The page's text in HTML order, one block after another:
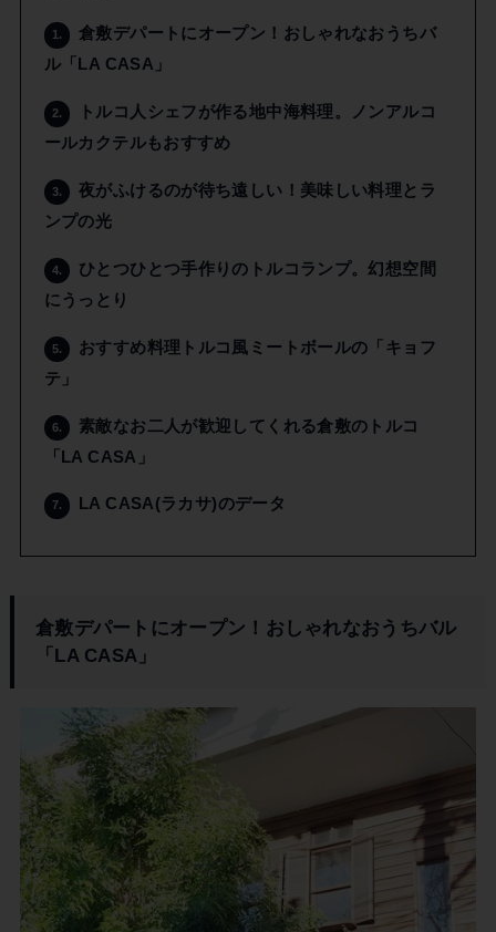
1.
倉敷デパートにオープン！おしゃれなおうちバ
ル「LA CASA」
2.
トルコ人シェフが作る地中海料理。ノンアルコ
ールカクテルもおすすめ
3.
夜がふけるのが待ち遠しい！美味しい料理とラ
ンプの光
4.
ひとつひとつ手作りのトルコランプ。幻想空間
にうっとり
5.
おすすめ料理トルコ風ミートボールの「キョフ
テ」
6.
素敵なお二人が歓迎してくれる倉敷のトルコ
「LA CASA」
7. LA CASA(ラカサ)のデータ
倉敷デパートにオープン！おしゃれなおうちバル
「LA CASA」